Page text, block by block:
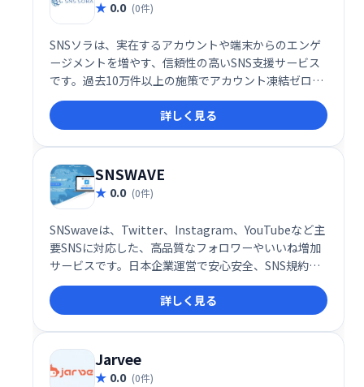
0.0 (0件)
SNSソラは、実在するアカウントや端末からのエンゲ
ージメントを増やす、信頼性の高いSNS支援サービス
です。過去10万件以上の施策でアカウント凍結ゼロを
達成しており、安心してご利用いただけます。
詳しく見る
SNSWAVE
0.0 (0件)
SNSwaveは、Twitter、Instagram、YouTubeなど主
要SNSに対応した、高品質なフォロワーやいいね増加
サービスです。日本企業運営で安心安全、SNS規約を
遵守しているのでアカウント凍結の心配もありませ
ん。ワンクリックで簡単に注文でき、自然なフォロワ
ーを増やし、アカウントのエンゲージメントを高めら
れます。人気No.1サービスで、集客アップを目指しま
しょう！
詳しく見る
Jarvee
0.0 (0件)